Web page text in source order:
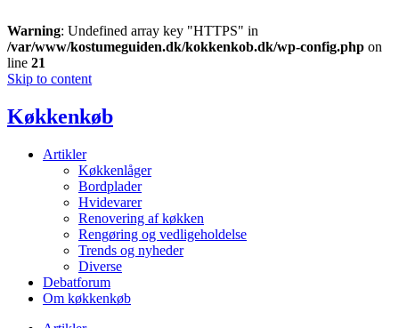
Warning: Undefined array key "HTTPS" in
/var/www/kostumeguiden.dk/kokkenkob.dk/wp-config.php on
line 21
Skip to content
Køkkenkøb
Artikler
Køkkenlåger
Bordplader
Hvidevarer
Renovering af køkken
Rengøring og vedligeholdelse
Trends og nyheder
Diverse
Debatforum
Om køkkenkøb